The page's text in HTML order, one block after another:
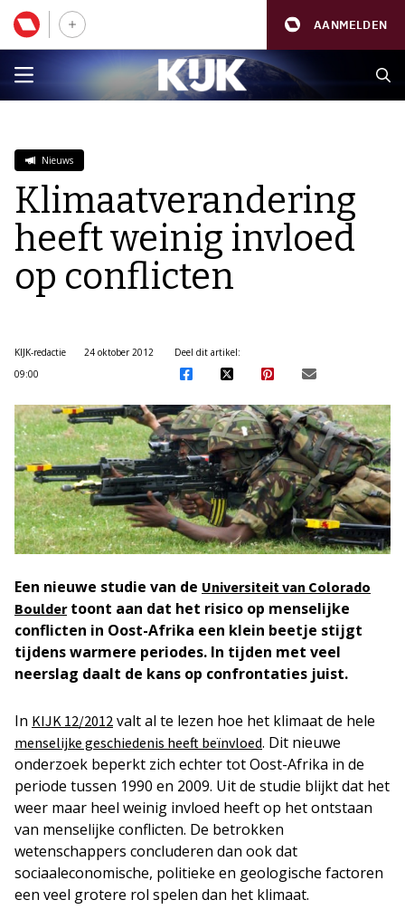
AANMELDEN
Nieuws
Klimaatverandering
heeft weinig invloed
op conflicten
KIJK-redactie
24 oktober 2012
09:00
Deel dit artikel:
Een nieuwe studie van de Universiteit van Colorado
Bouldertoont aan dat het risico op menselijke
conflicten in Oost-Afrika een klein beetje stijgt
tijdens warmere periodes. In tijden met veel
neerslag daalt de kans op confrontaties juist.
In KIJK 12/2012 valt al te lezen hoe het klimaat de hele
menselijke geschiedenis heeft beïnvloed. Dit nieuwe
onderzoek beperkt zich echter tot Oost-Afrika in de
periode tussen 1990 en 2009. Uit de studie blijkt dat het
weer maar heel weinig invloed heeft op het ontstaan
van menselijke conflicten. De betrokken
wetenschappers concluderen dan ook dat
sociaaleconomische, politieke en geologische factoren
een veel grotere rol spelen dan het klimaat.